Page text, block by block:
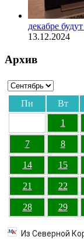
декабре
13.12.2024
Архив
Пн Вт
1
7 8
14 15
21 22
28 29
Из Северной